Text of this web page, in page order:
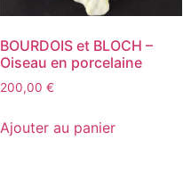
BOURDOIS et BLOCH –
Oiseau en porcelaine
200,00 €
Ajouter au panier